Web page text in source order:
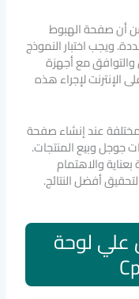
من أن صفحة الهبوط
ويجب اختبار النموذج
والتوافق مع أجهزة
الإنترنت لإجراء هذه
عند إنشاء صفحة
جوجل وبيع المنتجات.
والاهتمام
أفضل النتائج.
علي لوحة